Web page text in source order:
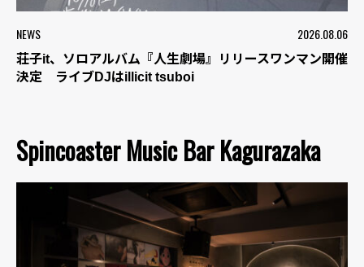
NEWS 2026.08.06
荘子it、ソロアルバム『人生劇場』リリースワンマン開催
決定 ライブDJはillicit tsuboi
Spincoaster Music Bar Kagurazaka